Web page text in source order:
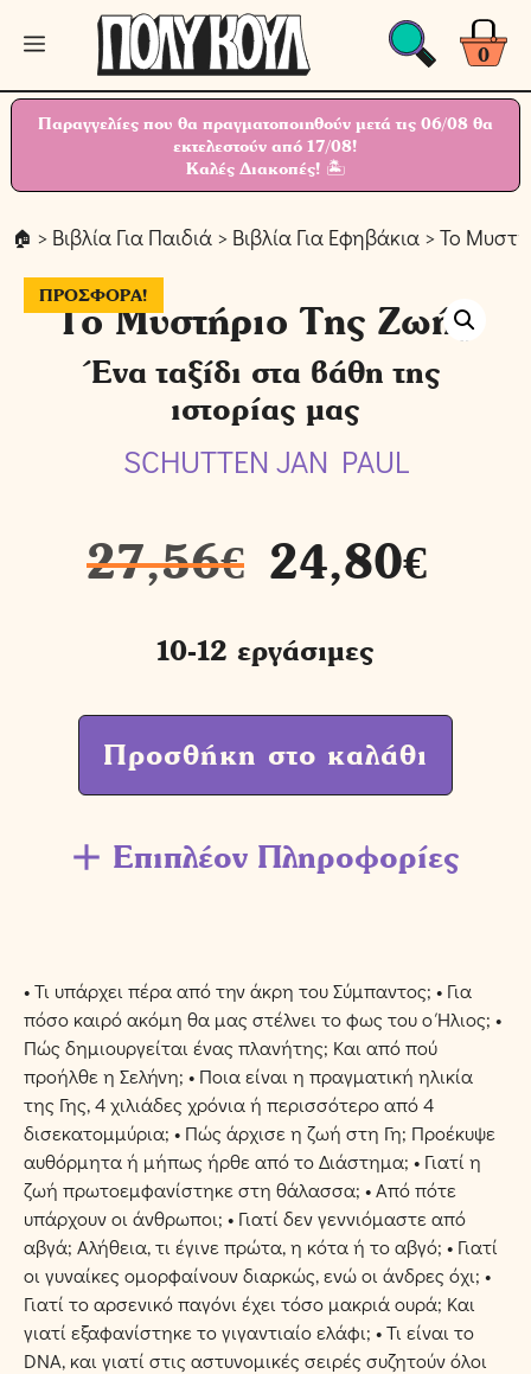
Μετάβαση
περιεχόμενο
0
Μενού
Παραγγελίες που θα πραγματοποιηθούν μετά τις 06/08 θα
εκτελεστούν από 17/08!
Καλές Διακοπές! 🏝
> Βιβλία Για Παιδιά > Βιβλία Για Εφηβάκια > Το
ΠΡΟΣΦΟΡΆ!
Το Μυστήριο Της Ζωής
Ένα ταξίδι στα βάθη της
ιστορίας μας
SCHUTTEN JAN PAUL
27,56€ 24,80€
10-12 εργάσιμες
Προσθήκη στο καλάθι
Επιπλέον Πληροφορίες
• Τι υπάρχει πέρα από την άκρη του Σύμπαντος; • Για
πόσο καιρό ακόμη θα μας στέλνει το φως του ο Ήλιος; •
Πώς δημιουργείται ένας πλανήτης; Και από πού
προήλθε η Σελήνη; • Ποια είναι η πραγματική ηλικία
της Γης, 4 χιλιάδες χρόνια ή περισσότερο από 4
δισεκατομμύρια; • Πώς άρχισε η ζωή στη Γη; Προέκυψε
αυθόρμητα ή μήπως ήρθε από το Διάστημα; • Γιατί η
ζωή πρωτοεμφανίστηκε στη θάλασσα; • Από πότε
υπάρχουν οι άνθρωποι; • Γιατί δεν γεννιόμαστε από
αβγά; Αλήθεια, τι έγινε πρώτα, η κότα ή το αβγό; • Γιατί
οι γυναίκες ομορφαίνουν διαρκώς, ενώ οι άνδρες όχι; •
Γιατί το αρσενικό παγόνι έχει τόσο μακριά ουρά; Και
γιατί εξαφανίστηκε το γιγαντιαίο ελάφι; • Τι είναι το
DNA, και γιατί στις αστυνομικές σειρές συζητούν όλοι